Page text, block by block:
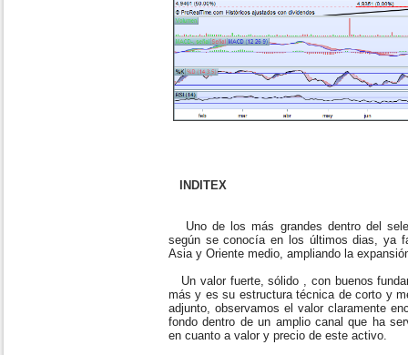
INDITEX
Uno de los más grandes dentro del
según se conocía en los últimos dias, ya
Asia y Oriente medio, ampliando la
Un valor fuerte, sólido , con buenos
más y es su estructura técnica de corto y
adjunto, observamos el valor claramente
fondo dentro de un amplio canal que ha
en cuanto a valor y precio de este activo.